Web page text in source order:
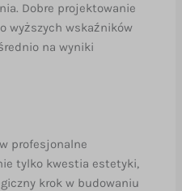
Dobre projektowanie
wyższych wskaźników
na wyniki
profesjonalne
tylko kwestia estetyki,
krok w budowaniu